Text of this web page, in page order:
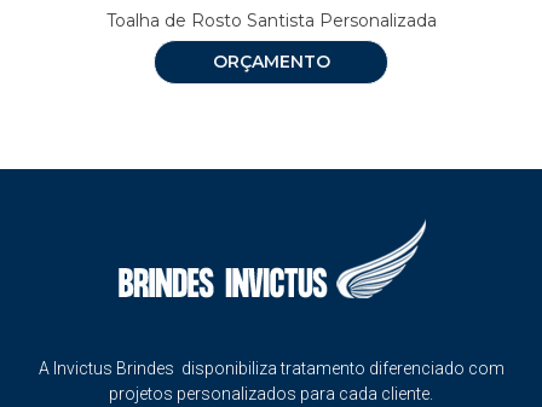
Toalha de Rosto Santista Personalizada
ORÇAMENTO
A Invictus Brindes disponibiliza tratamento diferenciado com
projetos personalizados para cada cliente.